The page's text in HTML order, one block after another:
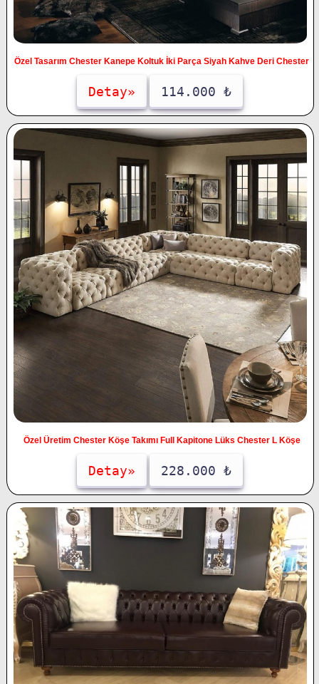
Özel Tasarım Chester Kanepe Koltuk İki Parça Siyah Kahve Deri Chester
Detay» 114.000 ₺
Özel Üretim Chester Köşe Takımı Full Kapitone Lüks Chester L Köşe
Detay» 228.000 ₺